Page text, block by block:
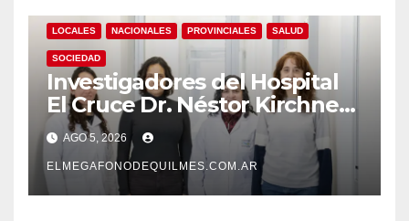
LOCALES NACIONALES PROVINCIALES SALUD
SOCIEDAD
Investigadores del Hospital
El Cruce Dr. Néstor Kirchner
desarrollan un estudio
pionero sobre el
envejecimiento cerebral y las
demencias
AGO 5, 2026
ELMEGAFONODEQUILMES.COM.AR